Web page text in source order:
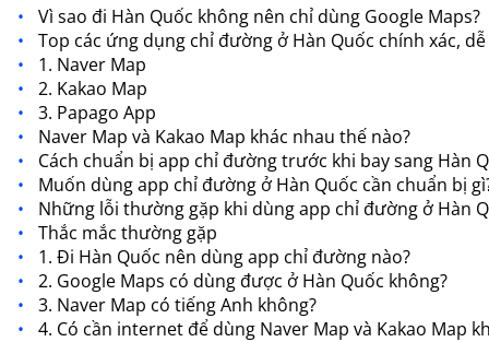
Vì sao đi Hàn Quốc không nên chỉ dùng Google Maps?
Top các ứng dụng chỉ đường ở Hàn Quốc chính xác,
1. Naver Map
2. Kakao Map
3. Papago App
Naver Map và Kakao Map khác nhau thế nào?
Cách chuẩn bị app chỉ đường trước khi bay sang Hàn
Muốn dùng app chỉ đường ở Hàn Quốc cần chuẩn bị
Những lỗi thường gặp khi dùng app chỉ đường ở Hàn
Thắc mắc thường gặp
1. Đi Hàn Quốc nên dùng app chỉ đường nào?
2. Google Maps có dùng được ở Hàn Quốc không?
3. Naver Map có tiếng Anh không?
4. Có cần internet để dùng Naver Map và Kakao Map